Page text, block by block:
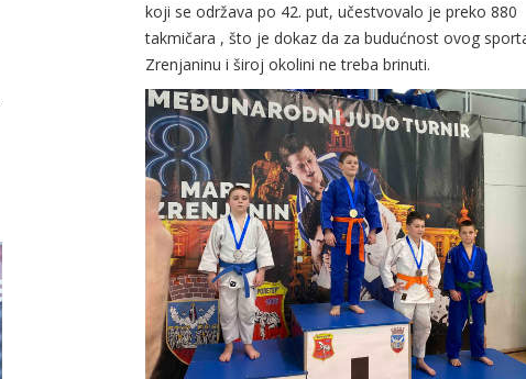
koji se održava po 42. put, učestvovalo je preko 880
takmičara , što je dokaz da za budućnost ovog
Zrenjaninu i široj okolini ne treba brinuti.